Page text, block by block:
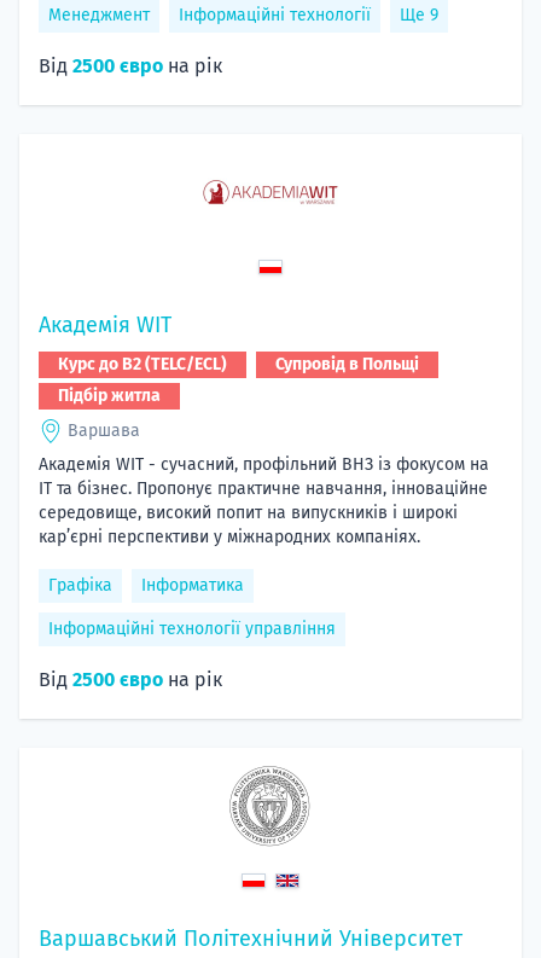
Менеджмент Інформаційні технології Ще 9
Від 2500 євро на рік
Академія WIT
Курс до B2 (TELC/ECL)
Супровід в Польщі
Підбір житла
Варшава
Академія WIT - сучасний, профільний ВНЗ із фокусом на
ІТ та бізнес. Пропонує практичне навчання, інноваційне
середовище, високий попит на випускників і широкі
кар’єрні перспективи у міжнародних компаніях.
Графіка Інформатика
Інформаційні технології управління
Від 2500 євро на рік
Варшавський Політехнічний Університет